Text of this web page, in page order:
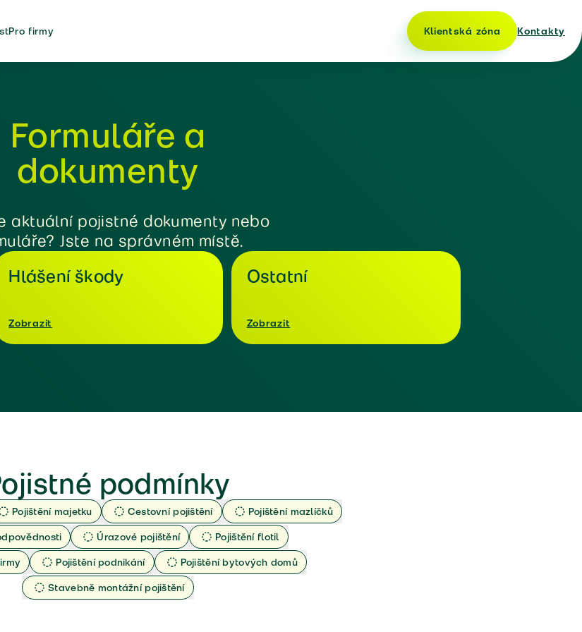
Pro firmy Klientská zóna Kontakty
Formuláře a
dokumenty
aktuální pojistné dokumenty nebo
Jste na správném místě.
Hlášení škody
Zobrazit
Ostatní
Zobrazit
podmínky
Pojištění majetku Cestovní pojištění
Pojištění mazlíčků
Úrazové pojištění
Pojištění flotil
Pojištění podnikání
Pojištění bytových domů
Stavebně montážní pojištění